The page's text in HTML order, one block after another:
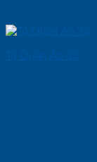
Tủ Quần Áo 33